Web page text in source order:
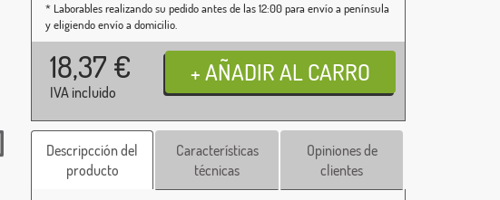
* Laborables realizando su pedido antes de las 12:00 para envío a península
y eligiendo envío a domicilio.
18,37 €
IVA incluido
Descripcción del
producto
Características
técnicas
Opiniones de
clientes